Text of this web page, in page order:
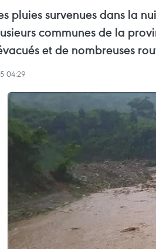
pluies survenues dans la
communes de la
et de nombreuses
04:29